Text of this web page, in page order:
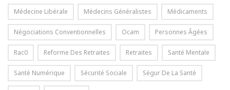
Médecine Libérale Médecins Généralistes Médicaments
Négociations Conventionnelles Ocam Personnes Âgées
Rac0 Reforme Des Retraites Retraites Santé Mentale
Santé Numérique Sécurité Sociale Ségur De La Santé